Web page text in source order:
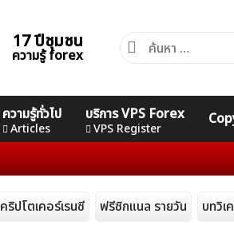
17 ปีชุมชน
ความรู้ forex
ค้นหา
สำหรับ:
ความรู้ทั่วไป
Articles
บริการ VPS Forex
VPS Register
คอร์ส
Professional
คอร์ส
Expert
คริปโตเคอร์เรนซี ฟรีซิกแนล รายวัน บทวิเ